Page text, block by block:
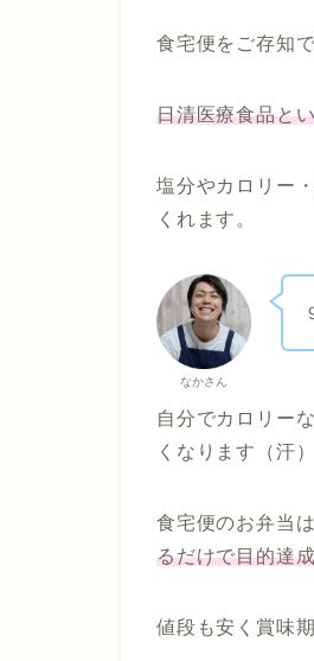
食宅便をご存知
日清医療食品と
塩分やカロリー
くれます。
なかさん
自分でカロリー
くなります（汗）
食宅便のお弁当
るだけで目的達
値段も安く賞味